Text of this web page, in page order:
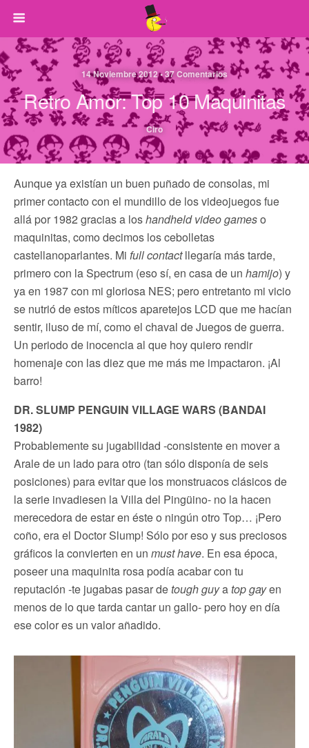
14 Noviembre 2012 • 37 Comentarios
Retro Amor: Top 10 Maquinitas
Ciro
Aunque ya existían un buen puñado de consolas, mi
primer contacto con el mundillo de los videojuegos fue
allá por 1982 gracias a loshandheld video gameso
maquinitas, como decimos los cebolletas
castellanoparlantes. Mi full contactllegaría más tarde,
primero con la Spectrum (eso sí, en casa de un hamijo) y
ya en 1987 con mi gloriosa NES; pero entretanto mi vicio
se nutrió de estos míticos aparetejos LCD que me hacían
sentir, iluso de mí, como el chaval de Juegos de guerra.
Un periodo de inocencia al que hoy quiero rendir
homenaje con las diez que me más me impactaron. ¡Al
barro!
DR. SLUMP PENGUIN VILLAGE WARS (BANDAI
1982)
Probablemente su jugabilidad -consistente en mover a
Arale de un lado para otro (tan sólo disponía de seis
posiciones) para evitar que los monstruacos clásicos de
la serie invadiesen la Villa del Pingüino- no la hacen
merecedora de estar en éste o ningún otro Top… ¡Pero
coño, era el Doctor Slump! Sólo por eso y sus preciosos
gráficos la convierten en un must have. En esa época,
poseer una maquinita rosa podía acabar con tu
reputación -te jugabas pasar detough guyatop gayen
menos de lo que tarda cantar un gallo- pero hoy en día
ese color es un valor añadido.